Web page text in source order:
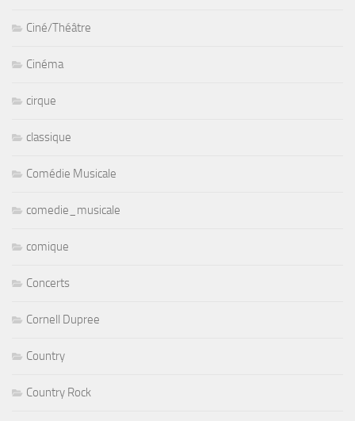
Ciné/Théâtre
Cinéma
cirque
classique
Comédie Musicale
comedie_musicale
comique
Concerts
Cornell Dupree
Country
Country Rock